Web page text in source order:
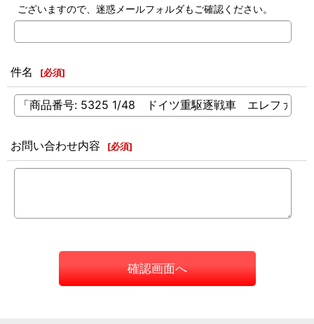
ございますので、迷惑メールフォルダもご確認ください。
件名 [必須]
お問い合わせ内容 [必須]
確認画面へ